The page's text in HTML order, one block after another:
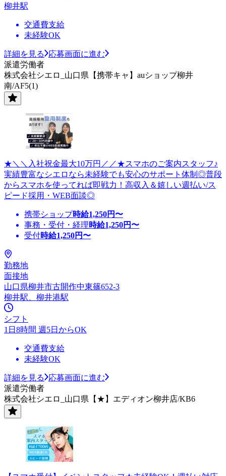
柳井駅
交通費支給
未経験OK
詳細を見る
応募画面に進む
派遣労働者
株式会社シエロ_山口県【携帯キャ】auショップ柳井
南/AF5(1)
★＼＼入社祝金最大10万円／／★スマホのご案内スタッフ♪
実績豊富なシエロなら未経験でも安心のサポート体制◎普段
からスマホを使ってれば即戦力！高収入＆嬉しい週払い/ス
ピード採用・WEB面談◎
携帯ショップ時給1,250円〜
事務・受付・経理時給1,250円〜
受付時給1,250円〜
勤務地
面接地
山口県柳井市古開作中東篠652-3
柳井駅、柳井港駅
シフト
1日8時間 週5日からOK
交通費支給
未経験OK
詳細を見る
応募画面に進む
派遣労働者
株式会社シエロ_山口県【★】エディオン柳井店/KB6